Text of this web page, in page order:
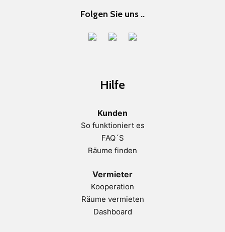
Folgen Sie uns ..
Hilfe
Kunden
So funktioniert es
FAQ´S
Räume finden
Vermieter
Kooperation
Räume vermieten
Dashboard